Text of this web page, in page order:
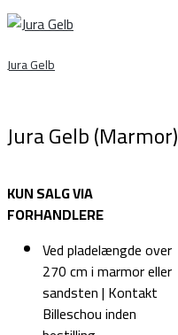
Jura Gelb
Jura Gelb (Marmor)
KUN SALG VIA
FORHANDLERE
Ved pladelængde over
270 cm i marmor eller
sandsten | Kontakt
Billeschou inden